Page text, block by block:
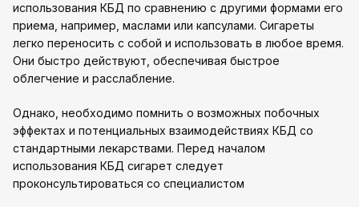
использования КБД по сравнению с другими формами его
приема, например, маслами или капсулами. Сигареты
легко переносить с собой и использовать в любое время.
Они быстро действуют, обеспечивая быстрое
облегчение и расслабление.
Однако, необходимо помнить о возможных побочных
эффектах и потенциальных взаимодействиях КБД со
стандартными лекарствами. Перед началом
использования КБД сигарет следует
проконсультироваться со специалистом